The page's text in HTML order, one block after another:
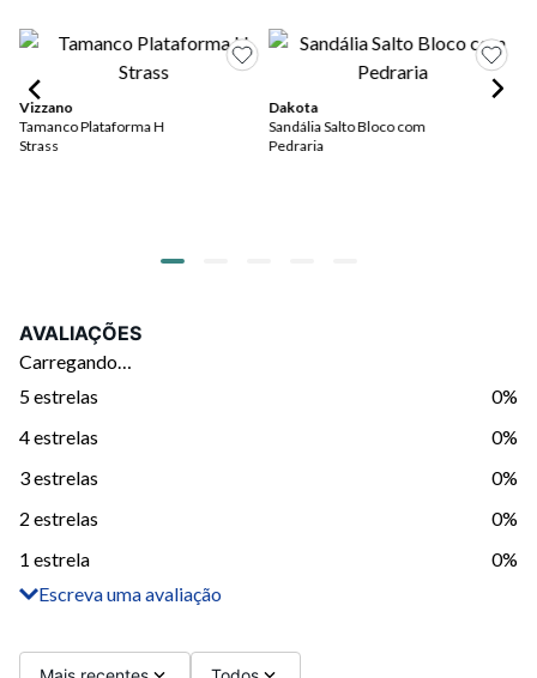
Vizzano
Tamanco Plataforma H
Strass
Dakota
Sandália Salto Bloco com
Pedraria
Carregando…
5 estrelas
4 estrelas
0%
3 estrelas
0%
2 estrelas
0%
1 estrela
0%
Escreva uma avaliação
Adicionar avaliação